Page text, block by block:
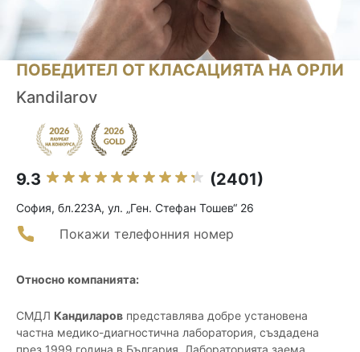
ПОБЕДИТЕЛ ОТ КЛАСАЦИЯТА НА ОРЛИ
Kandilarov
9.3 (2401)
София, бл.223А, ул. „Ген. Стефан Тошев“ 26
Покажи телефонния номер
Относно компанията:
СМДЛ Кандиларов представлява добре установена
частна медико-диагностична лаборатория, създадена
през 1999 година в България. Лабораторията заема